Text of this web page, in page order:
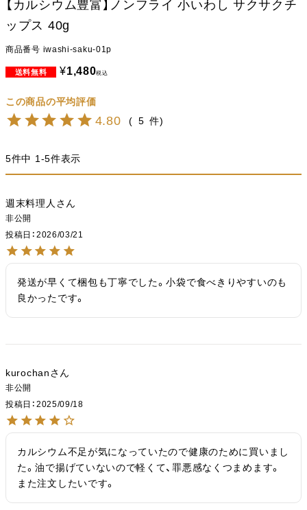
【カルシウム豊富】ノンフライ 小いわし サクサクチ
ップス 40g
商品番号 iwashi-saku-01p
¥1,480税込
4.80 5
5件中 1-5件表示
週末料理人
非公開
投稿日
2026/03/21
発送が早くて梱包も丁寧でした。小袋で食べきりやすいのも
良かったです。
kurochan
非公開
投稿日
2025/09/18
カルシウム不足が気になっていたので健康のために買いまし
た。油で揚げていないので軽くて、罪悪感なくつまめます。
また注文したいです。